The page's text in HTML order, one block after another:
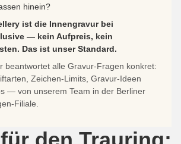
hinein?
ist die Innengravur bei
— kein Aufpreis, kein
Das ist unser Standard.
beantwortet alle Gravur-Fragen konkret:
Zeichen-Limits, Gravur-Ideen
— von unserem Team in der Berliner
Filiale.